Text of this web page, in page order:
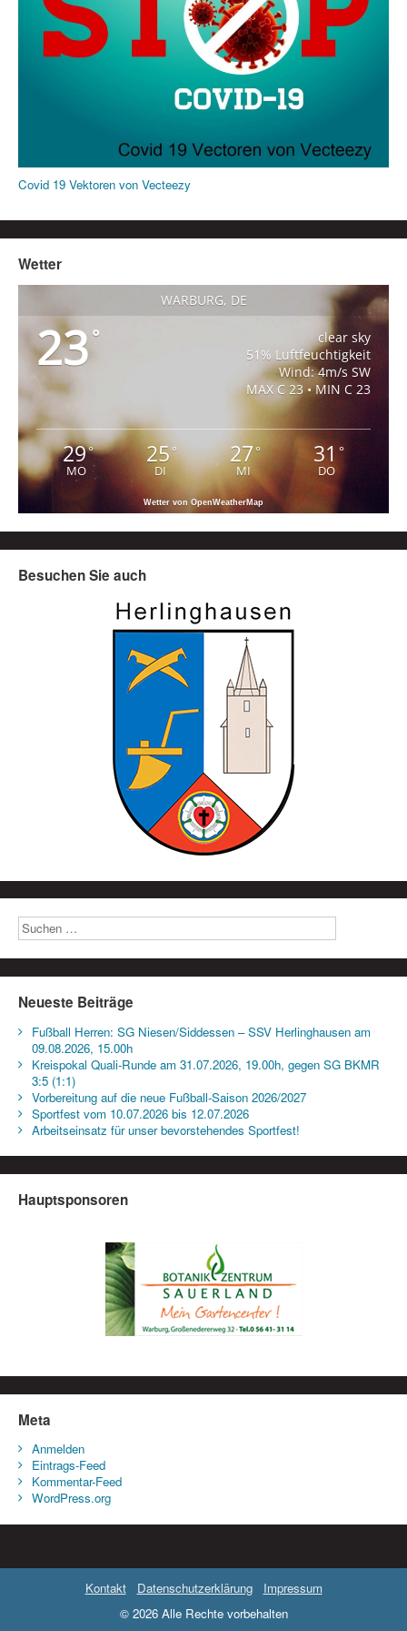
Covid 19 Vektoren von Vecteezy
Wetter
WARBURG, DE
23°
clear sky
51% Luftfeuchtigkeit
Wind: 4m/s SW
MAX C 23 • MIN C 23
29°
MO
25°
DI
27 °
MI
31 °
DO
Wetter von OpenWeatherMap
Besuchen Sie auch
Neueste Beiträge
Fußball Herren: SG Niesen/Siddessen – SSV Herlinghausen am
09.08.2026, 15.00h
Kreispokal Quali-Runde am 31.07.2026, 19.00h, gegen SG BKMR
3:5 (1:1)
Vorbereitung auf die neue Fußball-Saison 2026/2027
Sportfest vom 10.07.2026 bis 12.07.2026
Arbeitseinsatz für unser bevorstehendes Sportfest!
Hauptsponsoren
Meta
Anmelden
Eintrags-Feed
Kommentar-Feed
WordPress.org
Kontakt Datenschutzerklärung
Impressum
© 2026 Alle Rechte vorbehalten